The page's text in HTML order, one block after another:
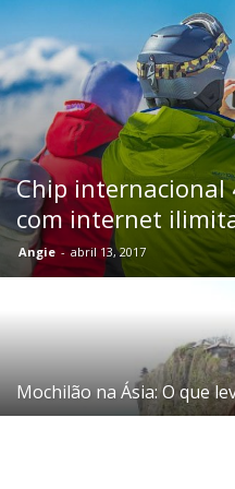
Chip internacional
com internet
Angie - abril 13, 2017
Mochilão na Ásia: O que